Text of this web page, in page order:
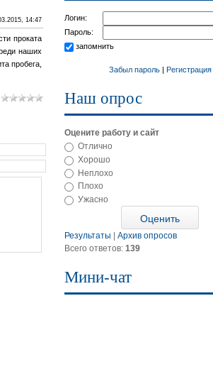
14:47
проката
наших
пробега,
Логин:
Пароль:
запомнить
Забыл пароль| Регистрация
Наш опрос
Оцените работу и сайт
Отлично
Хорошо
Неплохо
Плохо
Ужасно
Результаты
Архив опросов
Всего ответов: 139
Мини-чат